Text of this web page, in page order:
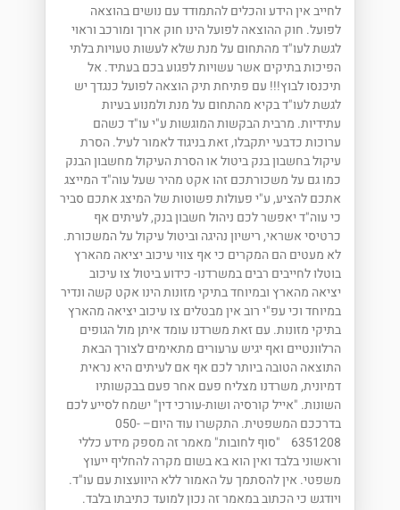
לחייב אין הידע והכלים להתמודד עם נושים בהוצאה
לפועל. חוק ההוצאה לפועל הינו חוק ארוך ומורכב וראוי
לגשת לעו"ד מהתחום על מנת שלא לעשות טעויות בלתי
הפיכות בתיקים אשר עשויות לפגוע בכם בעתיד. אל
תיכנסו לבוץ!!! עם פתיחת תיק הוצאה לפועל כנגדך יש
לגשת לעו"ד בקיא מהתחום על מנת ולמנוע בעיות
עתידיות. מרבית הבקשות המוגשות ע"י עו"ד כשהם
ערוכות כדבעי יתקבלו, זאת בניגוד לאמור לעיל. הסרת
עיקול בחשבון בנק ביטול או הסרת העיקול מחשבון הבנק
כמו גם על משכורתכם זהו אקט מהיר שעל עוה"ד המייצג
אתכם להציע, ע"י פעולות פשוטות של המיצג אתכם סביר
כי עוה"ד יאפשר לכם ניהול חשבון בנק, לעיתים אף
כרטיסי אשראי, רישיון נהיגה וביטול עיקול על המשכורת.
לא מעטים הם המקרים כי אף צווי עיכוב יציאה מהארץ
בוטלו לחייבים רבים במשרדנו- כידוע ביטול צו עיכוב
יציאה מהארץ ובמיוחד בתיקי מזונות הינו אקט קשה ונדיר
במיוחד וכי עפ"י רוב אין מבטלים צו עיכוב יציאה מהארץ
בתיקי מזונות. עם זאת משרדנו עומד איתן מול הגופים
הרלוונטיים ואף יגיש ערעורים מתאימים לצורך הבאת
התוצאה הטובה ביותר לכם אף אם לעיתים היא נראית
דמיונית, משרדנו מצליח פעם אחר פעם בבקשותיו
השונות. "אייל קורסיה ושות-עורכי דין" ישמח לסייע לכם
בדרככם המשפטית. התקשרו עוד היום– 050-
6351208 "סוף לחובות" מאמר זה מספק מידע כללי
וראשוני בלבד ואין הוא בא בשום מקרה להחליף ייעוץ
משפטי. אין להסתמך על האמור ללא היוועצות עם עו"ד.
ויודגש כי הכתוב במאמר זה נכון למועד כתיבתו בלבד.